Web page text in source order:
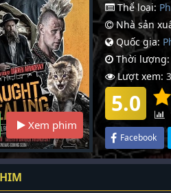
Xem phim
Thể loại:
Nhà sản
Quốc gia:
Thời lượng:
Lượt xem:
5.0
Facebook